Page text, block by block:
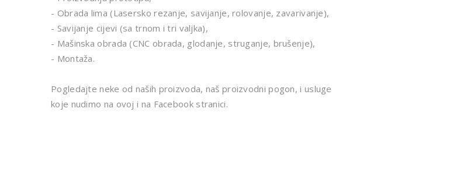
- Obrada lima (Lasersko rezanje, savijanje, rolovanje, zavarivanje),
- Savijanje cijevi (sa trnom i tri valjka),
- Mašinska obrada (CNC obrada, glodanje, struganje, brušenje),
- Montaža.
Pogledajte neke od naših proizvoda, naš proizvodni pogon, i usluge
koje nudimo na ovoj i na Facebook stranici.